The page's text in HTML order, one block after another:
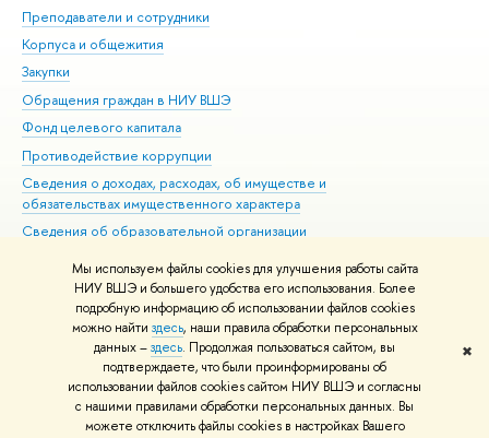
Мы используем файлы cookies для улучшения работы сайта
НИУ ВШЭ и большего удобства его использования. Более
подробную информацию об использовании файлов cookies
можно найти здесь, наши правила обработки персональных
данных –здесь. Продолжая пользоваться сайтом, вы
подтверждаете, что были проинформированы о
использовании файлов cookies сайтом НИУ ВШЭ и согласны
с нашими правилами обработки персональных данных. Вы
можете отключить файлы cookies в настройках Вашего
✖
Преподаватели и сотрудники
Корпуса и общежития
Закупки
Обращения граждан в НИУ ВШЭ
Фонд целевого капитала
Противодействие коррупции
Сведения о доходах, расходах, об имуществе и
обязательствах имущественного характера
Сведения об образовательной организации
Людям с ограниченными возможностями здоровья
Единая платежная страница
Работа в Вышке
© НИУ ВШЭ 1993–2026 Адреса и контакты Условия использования
материало Политика конфиденциальности Карта сайта
Шрифты HSE Sans и HSE Slab разработаныШколе дизайна НИУ ВШЭ